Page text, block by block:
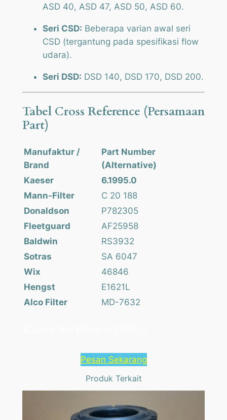
ASD 40, ASD 47, ASD 50, ASD 60.
Seri CSD: Beberapa varian awal seri
CSD (tergantung pada spesifikasi flow
udara).
Seri DSD: DSD 140, DSD 170, DSD 200.
Tabel Cross Reference (Persamaan
Part)
Manufaktur /
Brand
Part Number
(Alternative)
Kaeser
6.1995.0
Mann-Filter
C 20 188
Donaldson
P782305
Fleetguard
AF25958
Baldwin
RS3932
Sotras
SA 6047
Wix
46846
Hengst
E1621L
Alco Filter
MD-7632
Pesan Sekarang
Produk Terkait